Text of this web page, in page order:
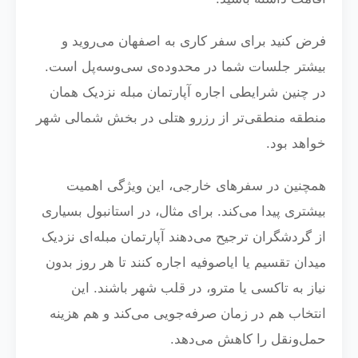
فرض کنید برای سفر کاری به اصفهان می‌روید و
بیشتر جلسات شما در محدوده‌ی سی‌وسه‌پل است.
در چنین شرایطی اجاره آپارتمان مبله نزدیک همان
منطقه منطقی‌تر از رزرو هتلی در بخش شمالی شهر
خواهد بود.
همچنین در سفرهای خارجی، این ویژگی اهمیت
بیشتری پیدا می‌کند. برای مثال، در استانبول بسیاری
از گردشگران ترجیح می‌دهند آپارتمان مبله‌ای نزدیک
میدان تقسیم یا ایاصوفیه اجاره کنند تا هر روز بدون
نیاز به تاکسی یا مترو، در قلب شهر باشند. این
انتخاب هم در زمان صرفه‌جویی می‌کند و هم هزینه
حمل‌ونقل را کاهش می‌دهد.